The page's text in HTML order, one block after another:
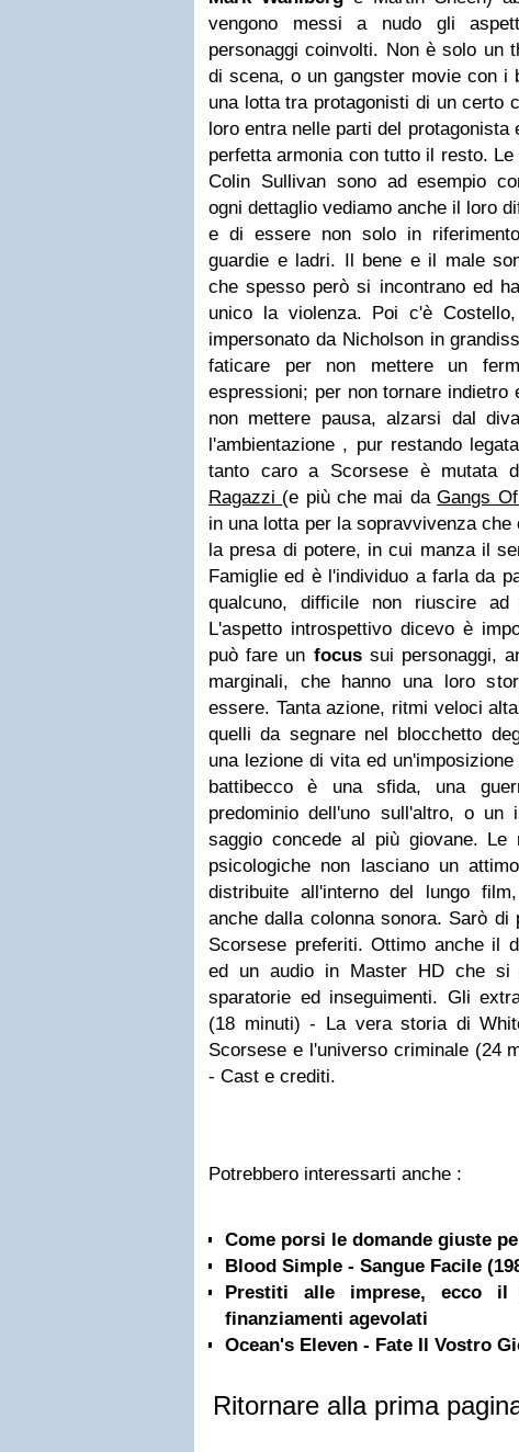
vengono messi a nudo gli
personaggi coinvolti. Non è solo un
di scena, o un gangster movie con i
una lotta tra protagonisti di un certo
loro entra nelle parti del protagonista
perfetta armonia con tutto il resto.
Colin Sullivan sono ad esempio
ogni dettaglio vediamo anche il loro
e di essere non solo in
guardie e ladri. Il bene e il male
che spesso però si incontrano ed
unico la violenza. Poi c'è
impersonato da Nicholson in
faticare per non mettere un
espressioni; per non tornare indietro
non mettere pausa, alzarsi dal
l'ambientazione , pur restando
tanto caro a Scorsese è mutata
Ragazzi (e più che mai daGangs
in una lotta per la sopravvivenza
la presa di potere, in cui manza il
Famiglie ed è l'individuo a farla da
qualcuno, difficile non riuscire
L'aspetto introspettivo dicevo è
può fare un focussui personaggi,
marginali, che hanno una loro
essere. Tanta azione, ritmi veloci
quelli da segnare nel blocchetto
una lezione di vita ed
battibecco è una sfida, una
predominio dell'uno sull'altro, o un
saggio concede al più giovane.
psicologiche non lasciano un
distribuite all'interno del lungo
anche dalla colonna sonora. Sarò
Scorsese preferiti. Ottimo anche il
ed un audio in Master HD che si
sparatorie ed inseguimenti. Gli
(18 minuti) - La vera storia di
Scorsese e l'universo criminale (24
- Cast e crediti.
Potrebbero interessarti anche :
Come porsi le domande giuste
Blood Simple - Sangue Facile
Prestiti alle imprese, ecco
finanziamenti agevolati
Ocean's Eleven - Fate Il Vostro
Ritornare alla prima